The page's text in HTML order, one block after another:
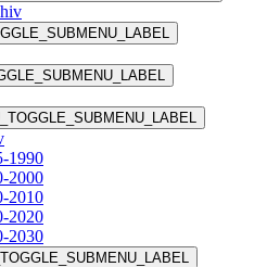
1990
2000
2010
2020
2030